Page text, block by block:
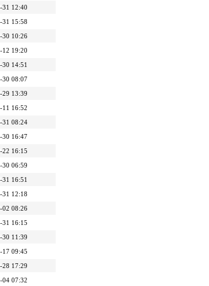
31 12:40
31 15:58
30 10:26
12 19:20
30 14:51
30 08:07
29 13:39
11 16:52
31 08:24
30 16:47
22 16:15
30 06:59
31 16:51
31 12:18
02 08:26
31 16:15
30 11:39
17 09:45
28 17:29
04 07:32